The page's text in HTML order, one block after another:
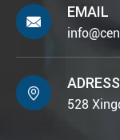

EMAIL

528